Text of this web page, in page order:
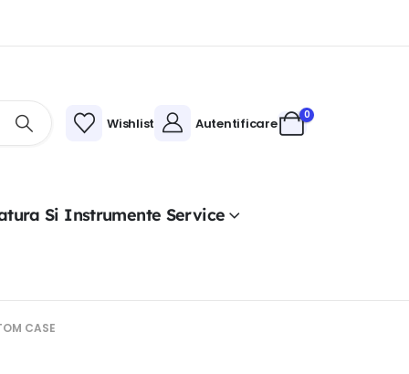
Wishlist Autentificare
0
Si Instrumente Service
CASE